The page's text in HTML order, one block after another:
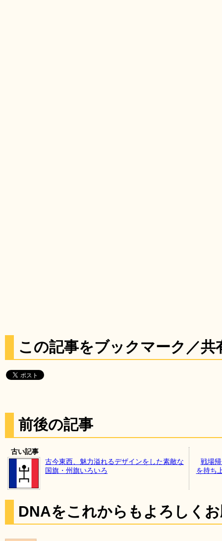
この記事をブックマーク／共
前後の記事
古い記事
古今東西、魅力溢れるデザインをした素敵な
国旗・州旗いろいろ
戦場
を持ち
DNAをこれからもよろしく